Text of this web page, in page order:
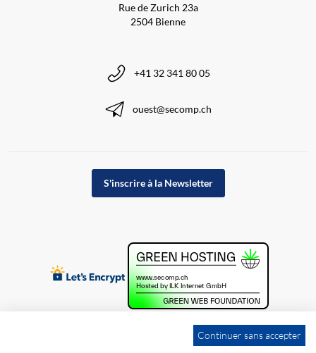
Rue de Zurich 23a
2504 Bienne
+41 32 341 80 05
ouest@secomp.ch
S'inscrire à la Newsletter
Continuer sans accepter